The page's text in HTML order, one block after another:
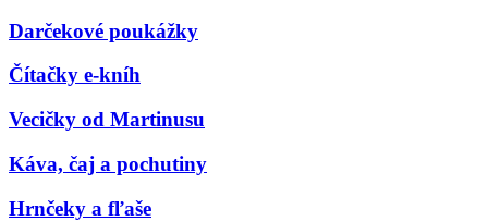
Darčekové poukážky
Čítačky e-kníh
Vecičky od Martinusu
Káva, čaj a pochutiny
Hrnčeky a fľaše